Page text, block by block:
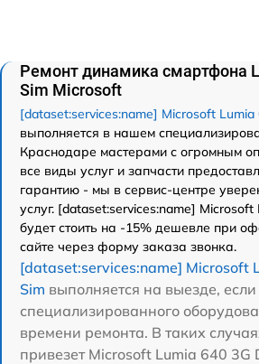
Ремонт динамика смартфона
Sim Microsoft
[dataset:services:name] Microsoft Lumia
выполняется в нашем
Краснодаре мастерами с огромным
все виды услуг и запчасти
гарантию - мы в сервис-центре
услуг. [dataset:services:name]
будет стоить на -15% дешевле при
сайте через форму заказа звонка.
[dataset:services:name] Microsoft
Sim выполняется на выезде, если
специализированного
времени ремонта. В таких
привезет Microsoft Lumia 640 3G